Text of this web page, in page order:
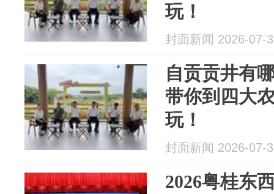
玩！
封面新闻 2026-07-
自贡贡井有
带你到四大
玩！
封面新闻 2026-07-
2026粤桂东